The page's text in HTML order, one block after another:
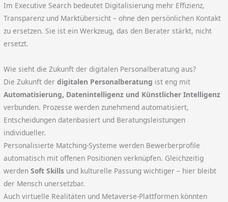
Im Executive Search bedeutet Digitalisierung mehr Effizienz,
Transparenz und Marktübersicht – ohne den persönlichen Kontakt
zu ersetzen. Sie ist ein Werkzeug, das den Berater stärkt, nicht
ersetzt.
Wie sieht die Zukunft der digitalen Personalberatung aus?
Die Zukunft derdigitalen Personalberatung ist eng mit
Automatisierung, Datenintelligenz und Künstlicher Intelligenz
verbunden. Prozesse werden zunehmend automatisiert,
Entscheidungen datenbasiert und Beratungsleistungen
individueller.
Personalisierte Matching-Systeme werden Bewerberprofile
automatisch mit offenen Positionen verknüpfen. Gleichzeitig
werdenSoft Skills und kulturelle Passung wichtiger – hier bleibt
der Mensch unersetzbar.
Auch virtuelle Realitäten und Metaverse-Plattformen könnten